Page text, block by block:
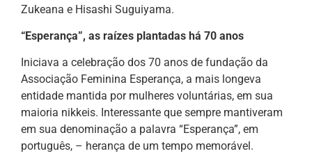
Zukeana e Hisashi Suguiyama.
“Esperança”, as raízes plantadas há 70 anos
Iniciava a celebração dos 70 anos de fundação da
Associação Feminina Esperança, a mais longeva
entidade mantida por mulheres voluntárias, em sua
maioria nikkeis. Interessante que sempre mantiveram
em sua denominação a palavra “Esperança”, em
português, – herança de um tempo memorável.